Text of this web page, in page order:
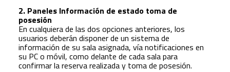
2. Paneles Información de estado toma de
posesión
En cualquiera de las dos opciones anteriores, los
usuarios deberán disponer de un sistema de
información de su sala asignada, vía notificaciones en
su PC o móvil, como delante de cada sala para
confirmar la reserva realizada y toma de posesión.